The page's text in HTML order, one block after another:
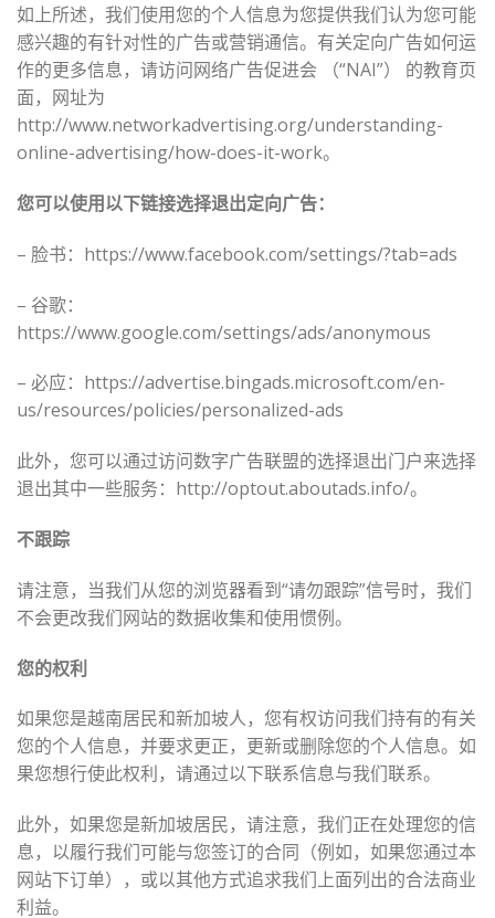
如上所述，我们使用您的个人信息为您提供我们认为您可能
感兴趣的有针对性的广告或营销通信。有关定向广告如何运
作的更多信息，请访问网络广告促进会 （“NAI”） 的教育页
面，网址为
http://www.networkadvertising.org/understanding-
online-advertising/how-does-it-work。
您可以使用以下链接选择退出定向广告：
– 脸书：https://www.facebook.com/settings/?tab=ads
– 谷歌：
https://www.google.com/settings/ads/anonymous
– 必应：https://advertise.bingads.microsoft.com/en-
us/resources/policies/personalized-ads
此外，您可以通过访问数字广告联盟的选择退出门户来选择
退出其中一些服务：http://optout.aboutads.info/。
不跟踪
请注意，当我们从您的浏览器看到“请勿跟踪”信号时，我们
不会更改我们网站的数据收集和使用惯例。
您的权利
如果您是越南居民和新加坡人，您有权访问我们持有的有关
您的个人信息，并要求更正，更新或删除您的个人信息。如
果您想行使此权利，请通过以下联系信息与我们联系。
此外，如果您是新加坡居民，请注意，我们正在处理您的信
息，以履行我们可能与您签订的合同（例如，如果您通过本
网站下订单），或以其他方式追求我们上面列出的合法商业
利益。